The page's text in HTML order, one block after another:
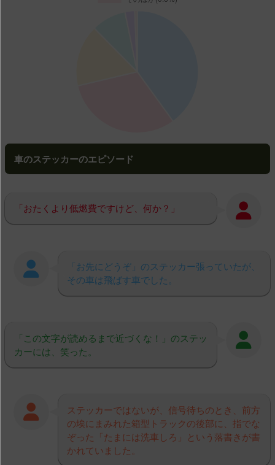
車のステッカーのエピソード
「おたくより低燃費ですけど、何か？」
「お先にどうぞ」のステッカー張っていたが、
その車は飛ばす車でした。
「この文字が読めるまで近づくな！」のステッ
カーには、笑った。
ステッカーではないが、信号待ちのとき、前方
の埃にまみれた箱型トラックの後部に、指でな
ぞった「たまには洗車しろ」という落書きが書
かれていました。